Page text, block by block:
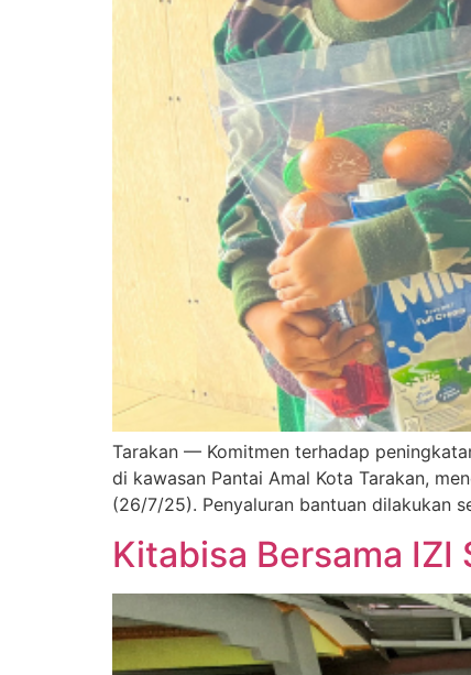
Tarakan — Komitmen terhadap
di kawasan Pantai Amal Kota Tarakan,
(26/7/25). Penyaluran bantuan dilakukan
Kitabisa Bersama